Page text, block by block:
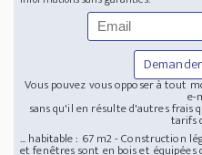
Vous pouvez vous opposer à tout
e-
sans qu'il en résulte d'autres frais
tarifs
... habitable : 67 m2 - Construction
et fenêtres sont en bois et équipées